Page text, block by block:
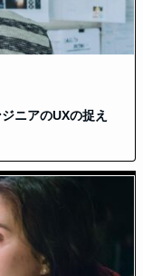
ニアのUXの捉え